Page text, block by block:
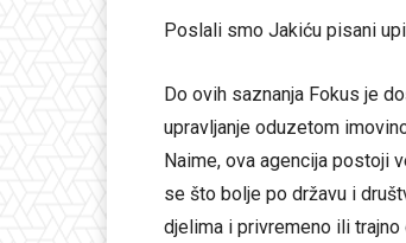
Poslali smo Jakiću pisani
Do ovih saznanja Fokus je
upravljanje oduzetom
Naime, ova agencija postoji
se što bolje po državu i
djelima i privremeno ili